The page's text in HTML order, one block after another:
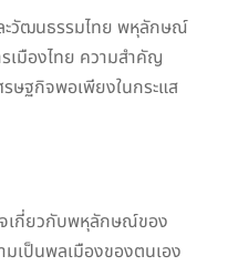
ะวัฒนธรรมไทย พหุลักษณ์
เมืองไทย ความสำคัญ
ฐกิจพอเพียงในกระแส
จเกี่ยวกับพหุลักษณ์ของ
เป็นพลเมืองของตนเอง